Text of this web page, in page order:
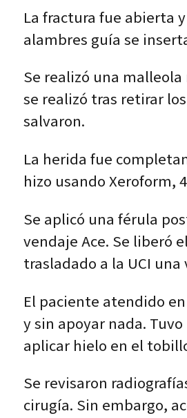
La fractura fue abierta
alambres guía se
Se realizó una
se realizó tras retirar
salvaron.
La herida fue
hizo usando Xeroform,
Se aplicó una férula
vendaje Ace. Se liberó
trasladado a la UCI
El paciente atendido
y sin apoyar nada.
aplicar hielo en el
Se revisaron
cirugía. Sin embargo,